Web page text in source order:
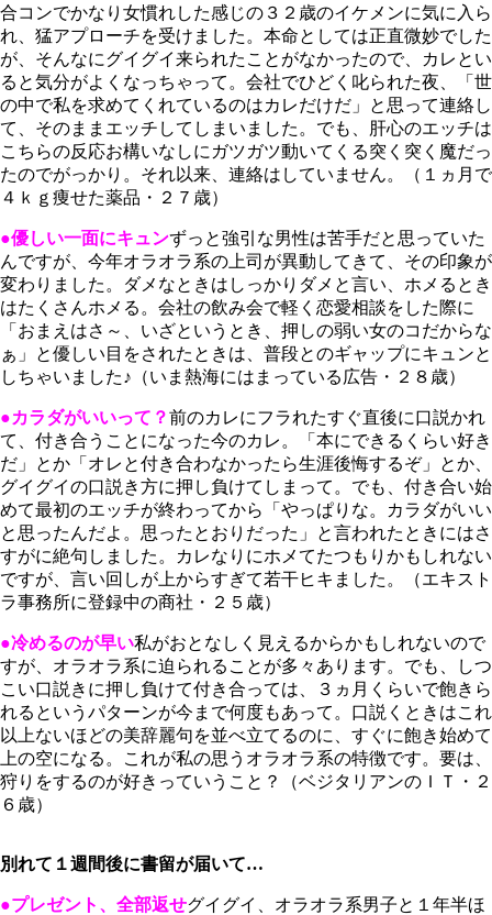
合コンでかなり女慣れした感じの３２歳のイケメンに気に入ら
れ、猛アプローチを受けました。本命としては正直微妙でした
が、そんなにグイグイ来られたことがなかったので、カレとい
ると気分がよくなっちゃって。会社でひどく叱られた夜、「世
の中で私を求めてくれているのはカレだけだ」と思って連絡し
て、そのままエッチしてしまいました。でも、肝心のエッチは
こちらの反応お構いなしにガツガツ動いてくる突く突く魔だっ
たのでがっかり。それ以来、連絡はしていません。（１ヵ月で
４ｋｇ痩せた薬品・２７歳）
●優しい一面にキュンずっと強引な男性は苦手だと思っていた
んですが、今年オラオラ系の上司が異動してきて、その印象が
変わりました。ダメなときはしっかりダメと言い、ホメるとき
はたくさんホメる。会社の飲み会で軽く恋愛相談をした際に
「おまえはさ～、いざというとき、押しの弱い女のコだからな
ぁ」と優しい目をされたときは、普段とのギャップにキュンと
しちゃいました♪（いま熱海にはまっている広告・２８歳）
●カラダがいいって？前のカレにフラれたすぐ直後に口説かれ
て、付き合うことになった今のカレ。「本にできるくらい好き
だ」とか「オレと付き合わなかったら生涯後悔するぞ」とか、
グイグイの口説き方に押し負けてしまって。でも、付き合い始
めて最初のエッチが終わってから「やっぱりな。カラダがいい
と思ったんだよ。思ったとおりだった」と言われたときにはさ
すがに絶句しました。カレなりにホメてたつもりかもしれない
ですが、言い回しが上からすぎて若干ヒキました。（エキスト
ラ事務所に登録中の商社・２５歳）
●冷めるのが早い私がおとなしく見えるからかもしれないので
すが、オラオラ系に迫られることが多々あります。でも、しつ
こい口説きに押し負けて付き合っては、３ヵ月くらいで飽きら
れるというパターンが今まで何度もあって。口説くときはこれ
以上ないほどの美辞麗句を並べ立てるのに、すぐに飽き始めて
上の空になる。これが私の思うオラオラ系の特徴です。要は、
狩りをするのが好きっていうこと？（ベジタリアンのＩＴ・２
６歳）
別れて１週間後に書留が届いて…
●プレゼント、全部返せグイグイ、オラオラ系男子と１年半ほ